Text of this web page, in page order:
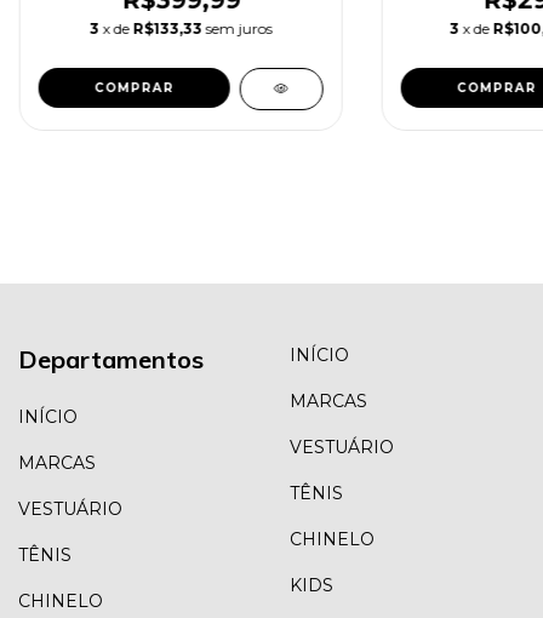
3 x de R$133,33 sem juros
COMPRAR
3 x de
COMPRAR
Departamentos
INÍCIO
MARCAS
VESTUÁRIO
TÊNIS
CHINELO
INÍCIO
MARCAS
VESTUÁRIO
TÊNIS
CHINELO
KIDS